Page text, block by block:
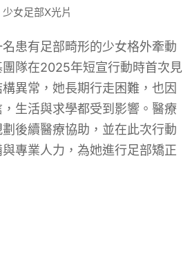
少女足部X光片
患有足部畸形的少女格外牽動
隊在2025年短宣行動時首次見
異常，她長期行走困難，也因
生活與求學都受到影響。醫療
後續醫療協助，並在此次行動
專業人力，為她進行足部矯正